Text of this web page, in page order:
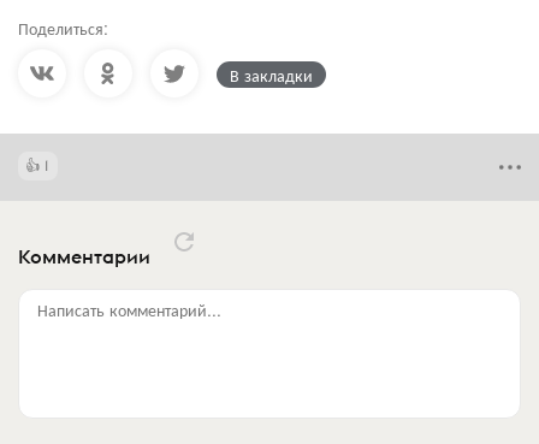
Поделиться:
В закладки
1
Комментарии
Написать комментарий...